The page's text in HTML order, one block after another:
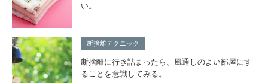
い。
断捨離テクニック
断捨離に行き詰まったら、風通しのよい部屋にす
ることを意識してみる。